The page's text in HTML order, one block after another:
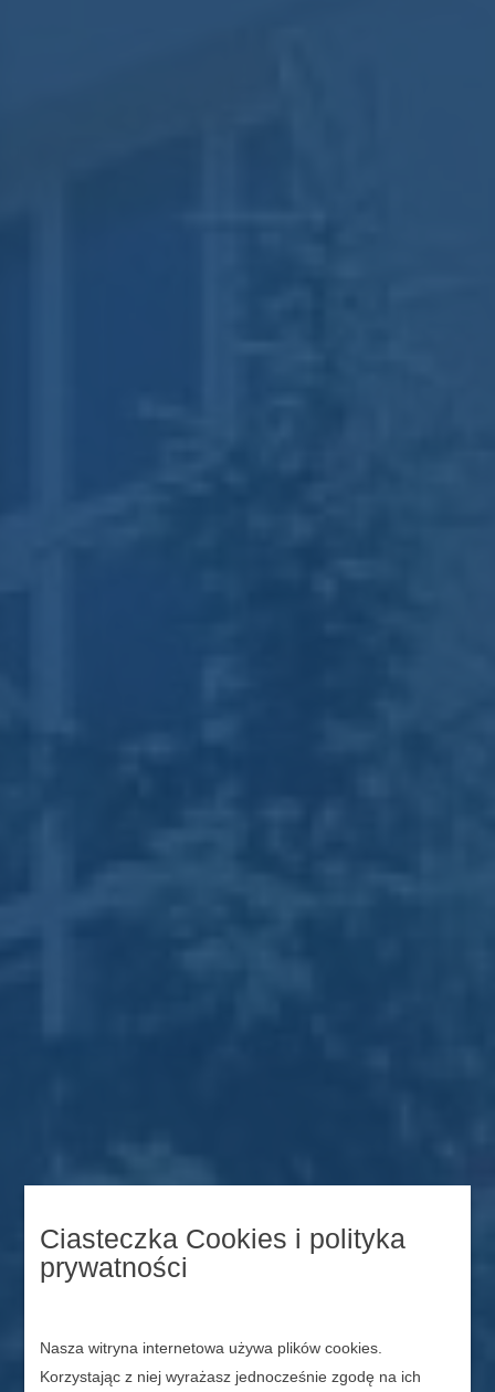
Ciasteczka Cookies i polityka
prywatności
Nasza witryna internetowa używa plików cookies.
Korzystając z niej wyrażasz jednocześnie zgodę na ich